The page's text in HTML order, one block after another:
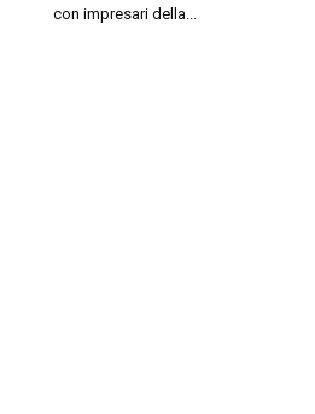
con impresari della...